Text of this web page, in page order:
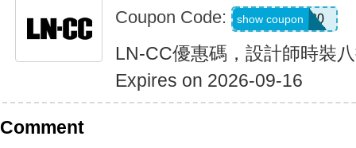
Coupon Code: LNCC20
show coupon
LN-CC優惠碼，設計師時裝
Expires on 2026-09-16
Comment